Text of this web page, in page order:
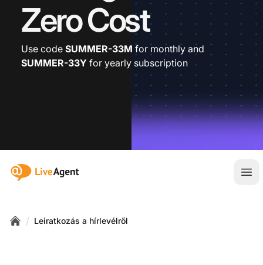
Zero Cost
Use code SUMMER-33M for monthly and
SUMMER-33Y for yearly subscription
:site.title
/ Leiratkozás a hírlevélről